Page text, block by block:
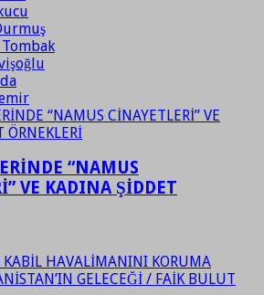
“NAMUS
VE KADINA ŞİDDET